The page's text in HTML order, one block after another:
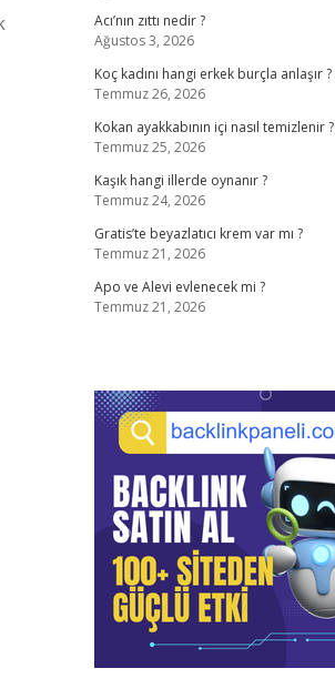
Acı’nın zıttı nedir ?
Ağustos 3, 2026
Koç kadını hangi erkek burçla anlaşır ?
Temmuz 26, 2026
Kokan ayakkabının içi nasıl temizlenir ?
Temmuz 25, 2026
Kaşık hangi illerde oynanır ?
Temmuz 24, 2026
Gratis’te beyazlatıcı krem var mı ?
Temmuz 21, 2026
Apo ve Alevi evlenecek mi ?
Temmuz 21, 2026